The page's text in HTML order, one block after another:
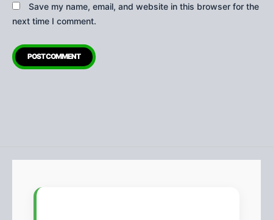
Save my name, email, and website in this browser for the
next time I comment.